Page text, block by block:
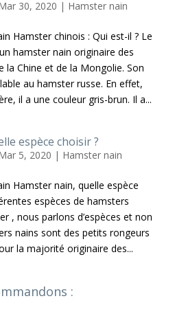
30, 2020 | Hamster nain
Hamster chinois : Qui est-il ? Le
hamster nain originaire des
la Chine et de la Mongolie. Son
au hamster russe. En effet,
il a une couleur gris-brun. Il a...
espèce choisir ?
5, 2020 | Hamster nain
Hamster nain, quelle espèce
espèces de hamsters
, nous parlons d’espèces et non
nains sont des petits rongeurs
la majorité originaire des...
: